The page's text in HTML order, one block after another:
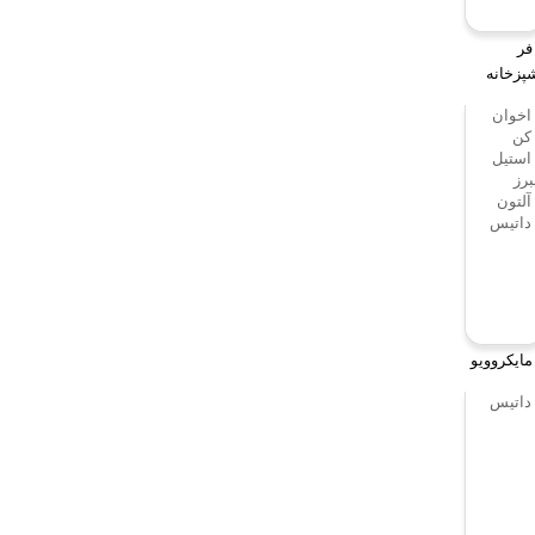
فر
اخوان
کن
استیل
آلتون
داتیس
مایکروویو
داتیس